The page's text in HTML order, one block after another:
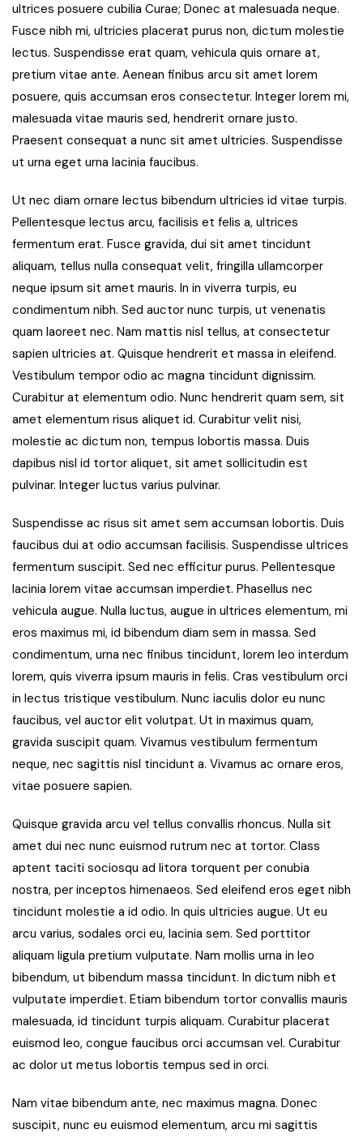
ultrices posuere cubilia Curae; Donec at malesuada neque.
Fusce nibh mi, ultricies placerat purus non, dictum molestie
lectus. Suspendisse erat quam, vehicula quis ornare at,
pretium vitae ante. Aenean finibus arcu sit amet lorem
posuere, quis accumsan eros consectetur. Integer lorem mi,
malesuada vitae mauris sed, hendrerit ornare justo.
Praesent consequat a nunc sit amet ultricies. Suspendisse
ut urna eget urna lacinia faucibus.
Ut nec diam ornare lectus bibendum ultricies id vitae turpis.
Pellentesque lectus arcu, facilisis et felis a, ultrices
fermentum erat. Fusce gravida, dui sit amet tincidunt
aliquam, tellus nulla consequat velit, fringilla ullamcorper
neque ipsum sit amet mauris. In in viverra turpis, eu
condimentum nibh. Sed auctor nunc turpis, ut venenatis
quam laoreet nec. Nam mattis nisl tellus, at consectetur
sapien ultricies at. Quisque hendrerit et massa in eleifend.
Vestibulum tempor odio ac magna tincidunt dignissim.
Curabitur at elementum odio. Nunc hendrerit quam sem, sit
amet elementum risus aliquet id. Curabitur velit nisi,
molestie ac dictum non, tempus lobortis massa. Duis
dapibus nisl id tortor aliquet, sit amet sollicitudin est
pulvinar. Integer luctus varius pulvinar.
Suspendisse ac risus sit amet sem accumsan lobortis. Duis
faucibus dui at odio accumsan facilisis. Suspendisse ultrices
fermentum suscipit. Sed nec efficitur purus. Pellentesque
lacinia lorem vitae accumsan imperdiet. Phasellus nec
vehicula augue. Nulla luctus, augue in ultrices elementum, mi
eros maximus mi, id bibendum diam sem in massa. Sed
condimentum, urna nec finibus tincidunt, lorem leo interdum
lorem, quis viverra ipsum mauris in felis. Cras vestibulum orci
in lectus tristique vestibulum. Nunc iaculis dolor eu nunc
faucibus, vel auctor elit volutpat. Ut in maximus quam,
gravida suscipit quam. Vivamus vestibulum fermentum
neque, nec sagittis nisl tincidunt a. Vivamus ac ornare eros,
vitae posuere sapien.
Quisque gravida arcu vel tellus convallis rhoncus. Nulla sit
amet dui nec nunc euismod rutrum nec at tortor. Class
aptent taciti sociosqu ad litora torquent per conubia
nostra, per inceptos himenaeos. Sed eleifend eros eget nibh
tincidunt molestie a id odio. In quis ultricies augue. Ut eu
arcu varius, sodales orci eu, lacinia sem. Sed porttitor
aliquam ligula pretium vulputate. Nam mollis urna in leo
bibendum, ut bibendum massa tincidunt. In dictum nibh et
vulputate imperdiet. Etiam bibendum tortor convallis mauris
malesuada, id tincidunt turpis aliquam. Curabitur placerat
euismod leo, congue faucibus orci accumsan vel. Curabitur
ac dolor ut metus lobortis tempus sed in orci.
Nam vitae bibendum ante, nec maximus magna. Donec
suscipit, nunc eu euismod elementum, arcu mi sagittis